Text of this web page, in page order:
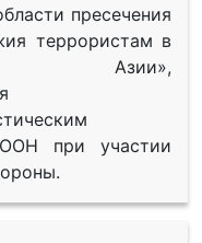
пресечения
террористам в
Азии»,
при участии